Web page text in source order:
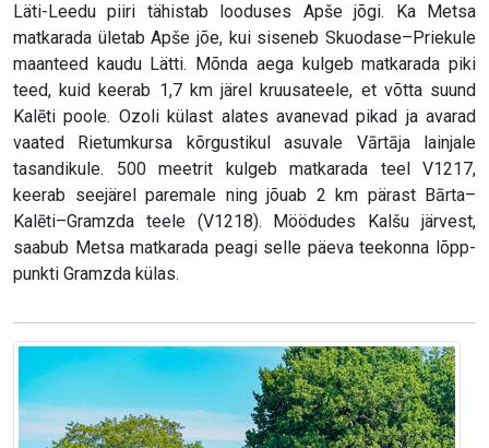
Läti-Leedu piiri tähistab looduses Apše jõgi. Ka Metsa
matkarada ületab Apše jõe, kui siseneb Skuodase–Priekule
maanteed kaudu Lätti. Mõnda aega kulgeb matkarada piki
teed, kuid keerab 1,7 km järel kruusateele, et võtta suund
Kalēti poole. Ozoli külast alates avanevad pikad ja avarad
vaated Rietumkursa kõrgustikul asuvale Vārtāja lainjale
tasandikule. 500 meetrit kulgeb matkarada teel V1217,
keerab seejärel paremale ning jõuab 2 km pärast Bārta–
Kalēti–Gramzda teele (V1218). Möödudes Kalšu järvest,
saabub Metsa matkarada peagi selle päeva teekonna lõpp-
punkti Gramzda külas.